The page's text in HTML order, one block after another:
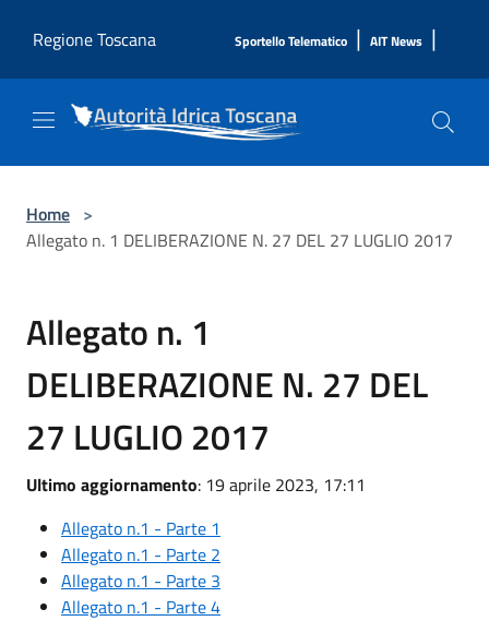
Regione Toscana
Sportello Telematico | AIT News |
Home >
Allegato n. 1 DELIBERAZIONE N. 27 DEL 27 LUGLIO 2017
Allegato n. 1
DELIBERAZIONE N. 27 DEL
27 LUGLIO 2017
Ultimo aggiornamento: 19 aprile 2023, 17:11
Allegato n.1 - Parte 1
Allegato n.1 - Parte 2
Allegato n.1 - Parte 3
Allegato n.1 - Parte 4